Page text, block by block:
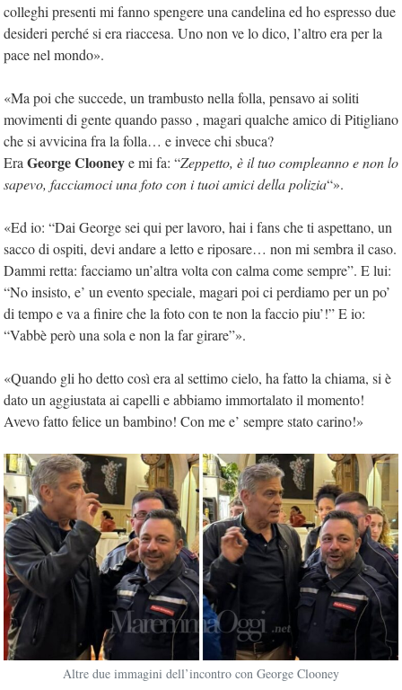
colleghi presenti mi fanno spengere una candelina ed ho espresso due
desideri perché si era riaccesa. Uno non ve lo dico, l’altro era per la
pace nel mondo».
«Ma poi che succede, un trambusto nella folla, pensavo ai soliti
movimenti di gente quando passo , magari qualche amico di Pitigliano
che si avvicina fra la folla… e invece chi sbuca?
Era George Clooneye mi fa: “Zeppetto, è il tuo compleanno e non lo
sapevo, facciamoci una foto con i tuoi amici della polizia“».
«Ed io: “Dai George sei qui per lavoro, hai i fans che ti aspettano, un
sacco di ospiti, devi andare a letto e riposare… non mi sembra il caso.
Dammi retta: facciamo un’altra volta con calma come sempre”. E lui:
“No insisto, e’ un evento speciale, magari poi ci perdiamo per un po’
di tempo e va a finire che la foto con te non la faccio piu’!” E io:
“Vabbè però una sola e non la far girare”».
«Quando gli ho detto così era al settimo cielo, ha fatto la chiama, si è
dato un aggiustata ai capelli e abbiamo immortalato il momento!
Avevo fatto felice un bambino! Con me e’ sempre stato carino!»
Altre due immagini dell’incontro con George Clooney